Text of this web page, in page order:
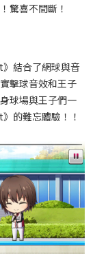
驚喜不間斷！
結合了網球與音
擊球音效和王子
球場與王子們一
的難忘體驗！！